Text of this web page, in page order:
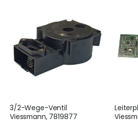
3/2-Wege-Ventil
Viessmann, 7819877